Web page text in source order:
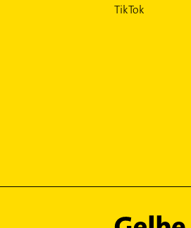
TikTok